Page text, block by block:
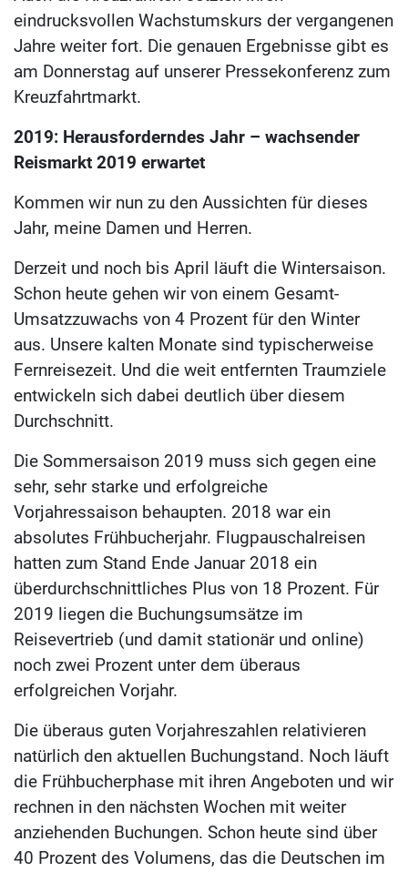
eindrucksvollen Wachstumskurs der vergangenen
Jahre weiter fort. Die genauen Ergebnisse gibt es
am Donnerstag auf unserer Pressekonferenz zum
Kreuzfahrtmarkt.
2019: Herausforderndes Jahr – wachsender
Reismarkt 2019 erwartet
Kommen wir nun zu den Aussichten für dieses
Jahr, meine Damen und Herren.
Derzeit und noch bis April läuft die Wintersaison.
Schon heute gehen wir von einem Gesamt-
Umsatzzuwachs von 4 Prozent für den Winter
aus. Unsere kalten Monate sind typischerweise
Fernreisezeit. Und die weit entfernten Traumziele
entwickeln sich dabei deutlich über diesem
Durchschnitt.
Die Sommersaison 2019 muss sich gegen eine
sehr, sehr starke und erfolgreiche
Vorjahressaison behaupten. 2018 war ein
absolutes Frühbucherjahr. Flugpauschalreisen
hatten zum Stand Ende Januar 2018 ein
überdurchschnittliches Plus von 18 Prozent. Für
2019 liegen die Buchungsumsätze im
Reisevertrieb (und damit stationär und online)
noch zwei Prozent unter dem überaus
erfolgreichen Vorjahr.
Die überaus guten Vorjahreszahlen relativieren
natürlich den aktuellen Buchungstand. Noch läuft
die Frühbucherphase mit ihren Angeboten und wir
rechnen in den nächsten Wochen mit weiter
anziehenden Buchungen. Schon heute sind über
40 Prozent des Volumens, das die Deutschen im